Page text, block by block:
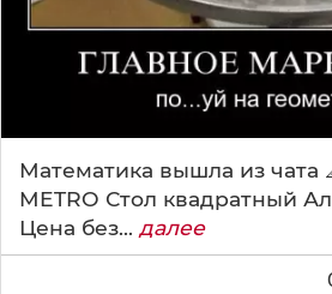
Математика вышла из
METRO Стол квадратный
Цена без... далее